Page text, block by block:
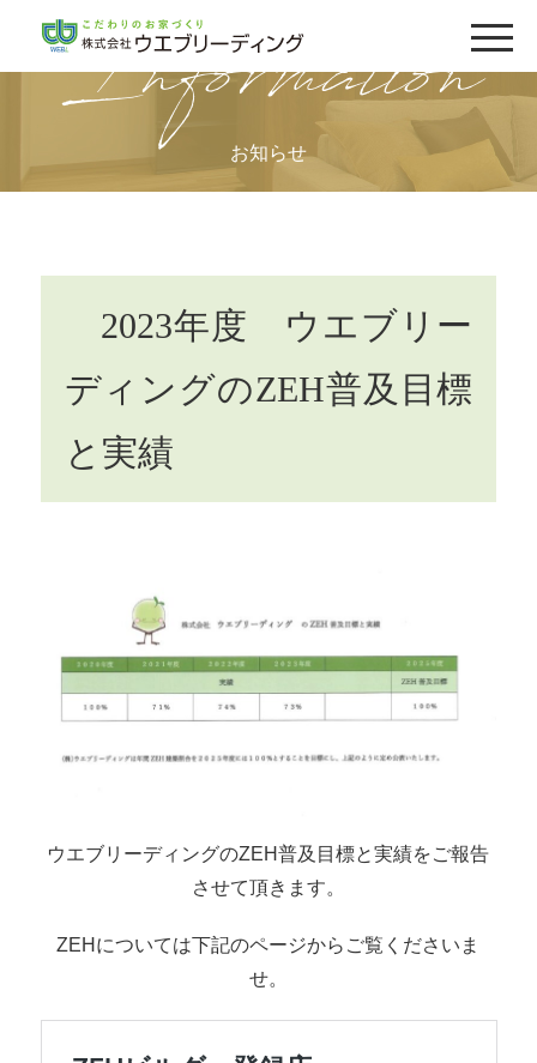
Information
お知らせ
2023年度 ウエブリー
ディングのZEH普及目標
と実績
ウエブリーディングのZEH普及目標と実績をご報告
させて頂きます。
ZEHについては下記のページからご覧くださいま
せ。